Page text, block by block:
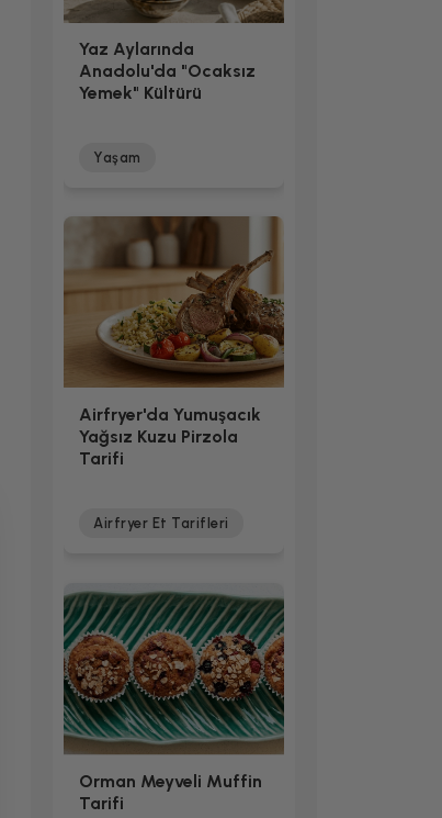
Yaz Aylarında
Anadolu'da "Ocaksız
Yemek" Kültürü
Yaşam
Airfryer'da Yumuşacık
Yağsız Kuzu Pirzola
Tarifi
Airfryer Et Tarifleri
Orman Meyveli Muffin
Tarifi